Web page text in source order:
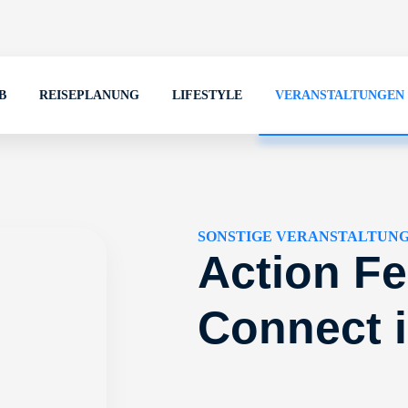
REISEPLANUNG LIFESTYLE VERANSTALTUNGEN
SONSTIGE
Action
Connect